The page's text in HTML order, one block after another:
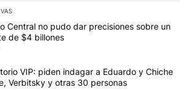
los artículos con más comentarios en los
con el título "El Banco Central no pudo
Central no pudo dar precisiones sobre un
de $4 billones
con el título "Vacunatorio VIP: piden
VIP: piden indagar a Eduardo y Chiche
Verbitsky y otras 30 personas